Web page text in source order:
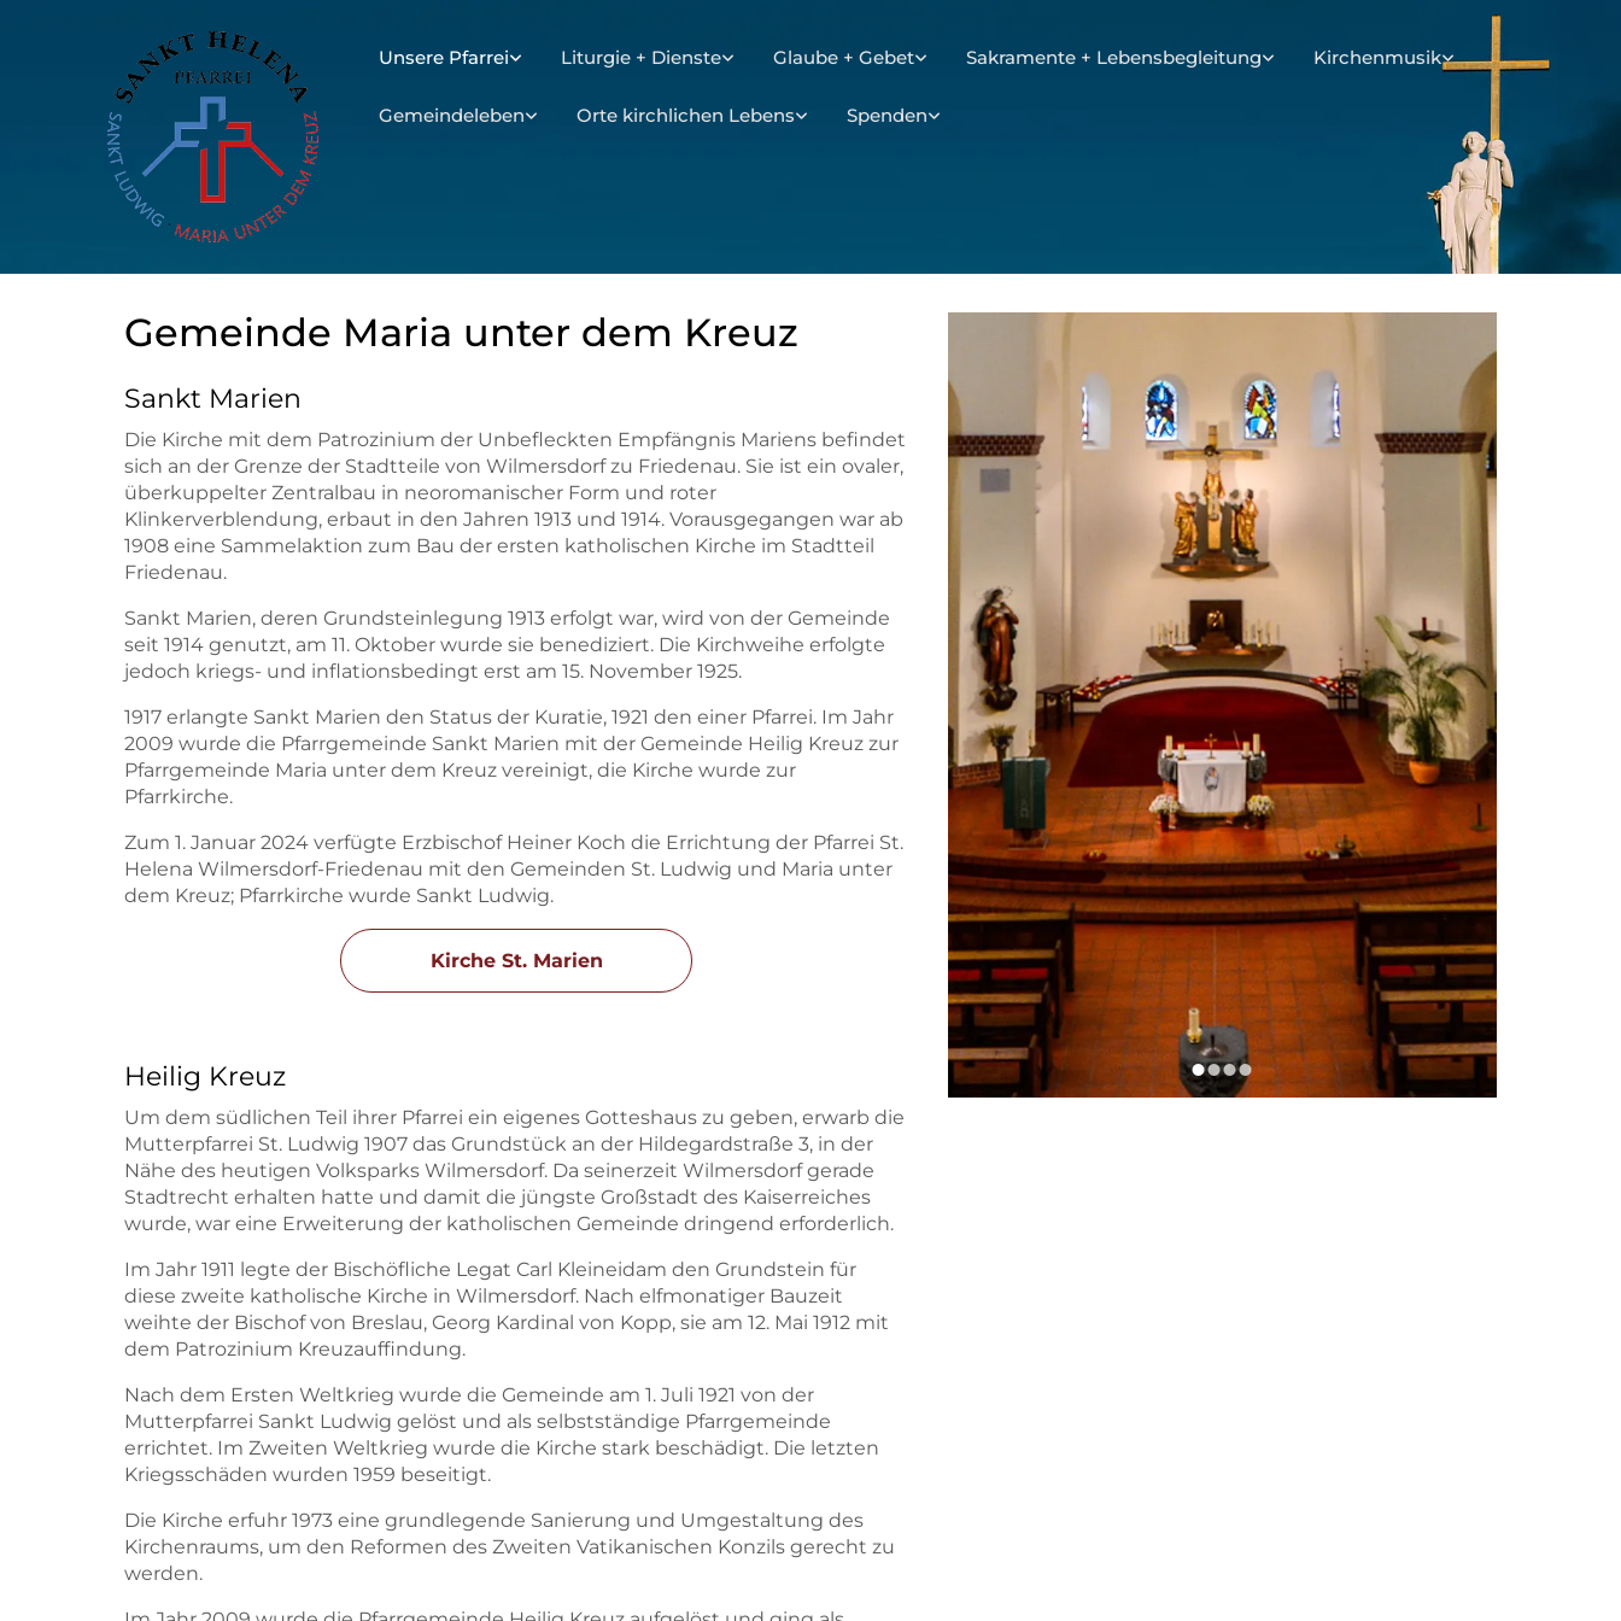
Unsere Pfarrei Liturgie + Dienste Glaube + Gebet Sakramente + Lebensbegleitung Kirchenmusik
Gemeindeleben Orte kirchlichen Lebens Spenden
Gemeinde Maria unter dem Kreuz
Sankt Marien
Die Kirche mit dem Patrozinium der Unbefleckten Empfängnis Mariens befindet
sich an der Grenze der Stadtteile von Wilmersdorf zu Friedenau. Sie ist ein ovaler,
überkuppelter Zentralbau in neoromanischer Form und roter
Klinkerverblendung, erbaut in den Jahren 1913 und 1914. Vorausgegangen war ab
1908 eine Sammelaktion zum Bau der ersten katholischen Kirche im Stadtteil
Friedenau.
Sankt Marien, deren Grundsteinlegung 1913 erfolgt war, wird von der Gemeinde
seit 1914 genutzt, am 11. Oktober wurde sie benediziert. Die Kirchweihe erfolgte
jedoch kriegs- und inflationsbedingt erst am 15. November 1925.
1917 erlangte Sankt Marien den Status der Kuratie, 1921 den einer Pfarrei. Im Jahr
2009 wurde die Pfarrgemeinde Sankt Marien mit der Gemeinde Heilig Kreuz zur
Pfarrgemeinde Maria unter dem Kreuz vereinigt, die Kirche wurde zur
Pfarrkirche.
Zum 1. Januar 2024 verfügte Erzbischof Heiner Koch die Errichtung der Pfarrei St.
Helena Wilmersdorf-Friedenau mit den Gemeinden St. Ludwig und Maria unter
dem Kreuz; Pfarrkirche wurde Sankt Ludwig.
Kirche St. Marien
Heilig Kreuz
Um dem südlichen Teil ihrer Pfarrei ein eigenes Gotteshaus zu geben, erwarb die
Mutterpfarrei St. Ludwig 1907 das Grundstück an der Hildegardstraße 3, in der
Nähe des heutigen Volksparks Wilmersdorf. Da seinerzeit Wilmersdorf gerade
Stadtrecht erhalten hatte und damit die jüngste Großstadt des Kaiserreiches
wurde, war eine Erweiterung der katholischen Gemeinde dringend erforderlich.
Im Jahr 1911 legte der Bischöfliche Legat Carl Kleineidam den Grundstein für
diese zweite katholische Kirche in Wilmersdorf. Nach elfmonatiger Bauzeit
weihte der Bischof von Breslau, Georg Kardinal von Kopp, sie am 12. Mai 1912 mit
dem Patrozinium Kreuzauffindung.
Nach dem Ersten Weltkrieg wurde die Gemeinde am 1. Juli 1921 von der
Mutterpfarrei Sankt Ludwig gelöst und als selbstständige Pfarrgemeinde
errichtet. Im Zweiten Weltkrieg wurde die Kirche stark beschädigt. Die letzten
Kriegsschäden wurden 1959 beseitigt.
Die Kirche erfuhr 1973 eine grundlegende Sanierung und Umgestaltung des
Kirchenraums, um den Reformen des Zweiten Vatikanischen Konzils gerecht zu
werden.